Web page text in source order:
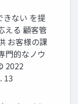
きない を提
える 顧客管
お客様の課
門的なノウ
2022
13